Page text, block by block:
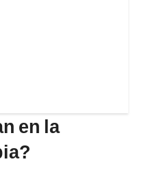
en la